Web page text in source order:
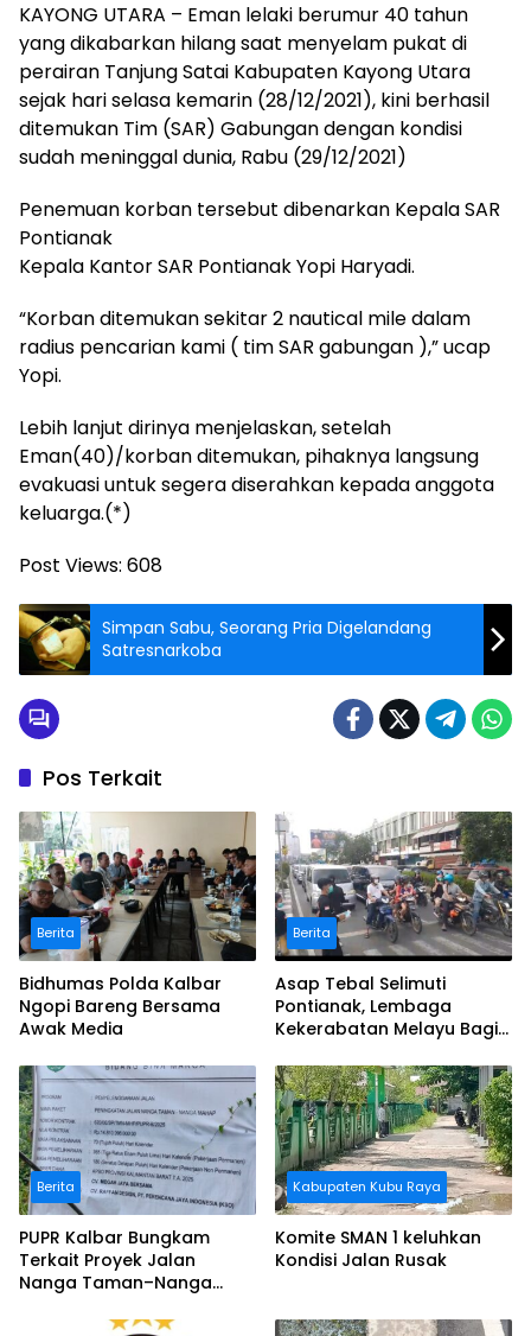
KAYONG UTARA – Eman lelaki berumur 40 tahun
yang dikabarkan hilang saat menyelam pukat di
perairan Tanjung Satai Kabupaten Kayong Utara
sejak hari selasa kemarin (28/12/2021), kini berhasil
ditemukan Tim (SAR) Gabungan dengan kondisi
sudah meninggal dunia, Rabu (29/12/2021)
Penemuan korban tersebut dibenarkan Kepala SAR
Pontianak
Kepala Kantor SAR Pontianak Yopi Haryadi.
“Korban ditemukan sekitar 2 nautical mile dalam
radius pencarian kami ( tim SAR gabungan ),” ucap
Yopi.
Lebih lanjut dirinya menjelaskan, setelah
Eman(40)/korban ditemukan, pihaknya langsung
evakuasi untuk segera diserahkan kepada anggota
keluarga.(*)
Post Views: 608
Simpan Sabu, Seorang Pria Digelandang
Satresnarkoba
Pos Terkait
Berita
Bidhumas Polda Kalbar
Ngopi Bareng Bersama
Awak Media
Berita
Asap Tebal Selimuti
Pontianak, Lembaga
Kekerabatan Melayu Bagi
Berita
PUPR Kalbar Bungkam
Terkait Proyek Jalan
Nanga Taman–Nanga
Bermasalah
Kabupaten Kubu Raya
Komite SMAN 1 keluhkan
Kondisi Jalan Rusak